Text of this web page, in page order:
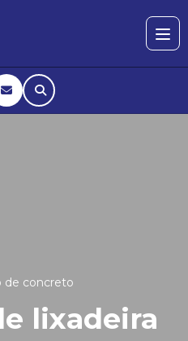
de concreto
lixadeira